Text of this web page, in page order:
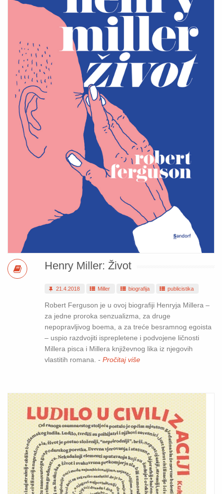
Henry Miller: Život
21.4.2018 Miller biografija publicistika
Robert Ferguson je u ovoj biografiji Henryja Millera –
za jedne proroka senzualizma, za druge
nepopravljivog boema, a za treće besramnog egoista
– uspio razdvojiti isprepletene i podvojene ličnosti
Millera pisca i Millera književnog lika iz njegovih
vlastitih romana. - Pročitaj više